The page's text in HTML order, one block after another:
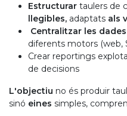
Estructurar taulers de
llegibles, adaptats als
Centralitzar les dades
diferents motors (web,
Crear reportings
de decisions
L'objectiu no és produir
sinó eines simples,